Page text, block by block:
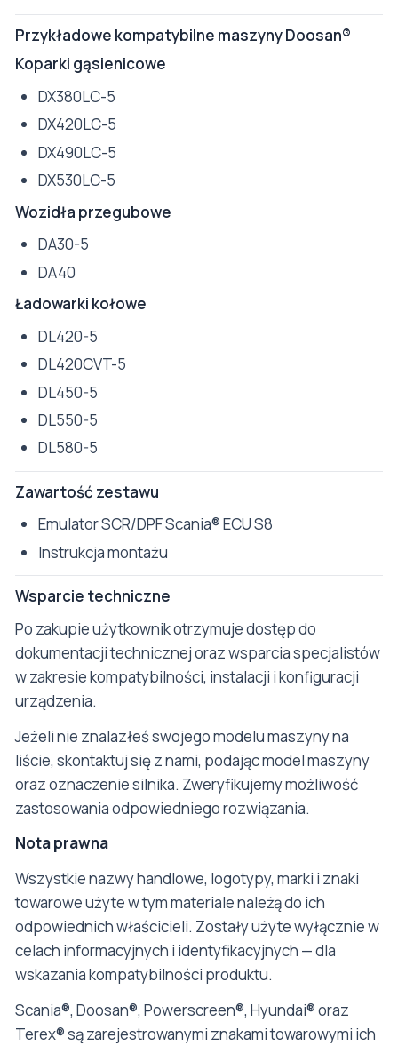
Przykładowe kompatybilne maszyny Doosan®
Koparki gąsienicowe
DX380LC-5
DX420LC-5
DX490LC-5
DX530LC-5
Wozidła przegubowe
DA30-5
DA40
Ładowarki kołowe
DL420-5
DL420CVT-5
DL450-5
DL550-5
DL580-5
Zawartość zestawu
Emulator SCR/DPF Scania® ECU S8
Instrukcja montażu
Wsparcie techniczne
Po zakupie użytkownik otrzymuje dostęp do
dokumentacji technicznej oraz wsparcia specjalistów
w zakresie kompatybilności, instalacji i konfiguracji
urządzenia.
Jeżeli nie znalazłeś swojego modelu maszyny na
liście, skontaktuj się z nami, podając model maszyny
oraz oznaczenie silnika. Zweryfikujemy możliwość
zastosowania odpowiedniego rozwiązania.
Nota prawna
Wszystkie nazwy handlowe, logotypy, marki i znaki
towarowe użyte w tym materiale należą do ich
odpowiednich właścicieli. Zostały użyte wyłącznie w
celach informacyjnych i identyfikacyjnych — dla
wskazania kompatybilności produktu.
Scania®, Doosan®, Powerscreen®, Hyundai® oraz
Terex® są zarejestrowanymi znakami towarowymi ich